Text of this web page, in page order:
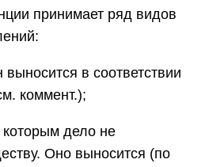
принимает ряд видов
в соответствии
коммент.);
дело не
Оно выносится (по